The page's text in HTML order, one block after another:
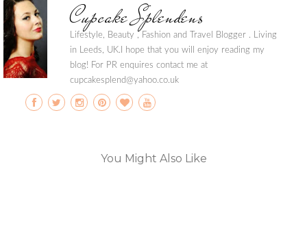
Cupcake Splendens
Lifestyle, Beauty , Fashion and Travel Blogger . Living
in Leeds, UK.I hope that you will enjoy reading my
blog! For PR enquires contact me at
cupcakesplend@yahoo.co.uk
You Might Also Like